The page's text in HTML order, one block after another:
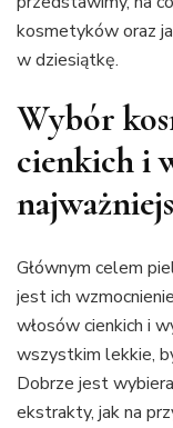
kosmetyków oraz
w dziesiątkę.
Wybór
cienkich i
Głównym celem
jest ich
włosów cienkich i
wszystkim lekkie,
Dobrze jest
ekstrakty, jak na